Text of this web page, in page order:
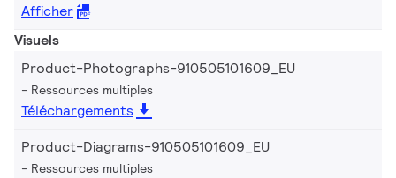
Afficher
Visuels
Product-Photographs-910505101609_EU
Ressources multiples
Téléchargements
Product-Diagrams-910505101609_EU
Ressources multiples